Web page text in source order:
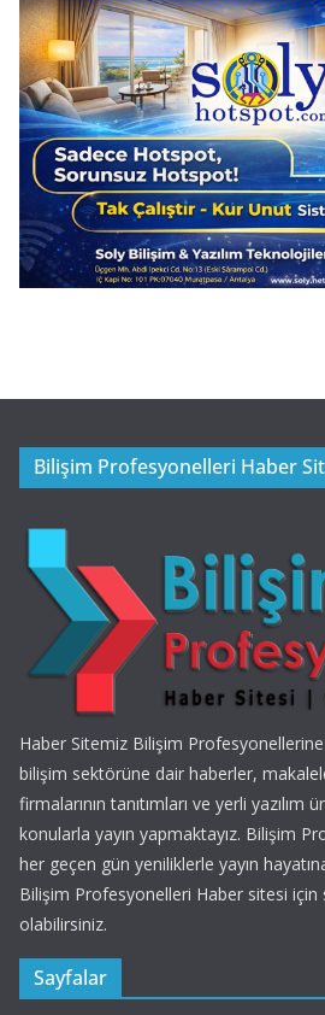
Bilişim Profesyonelleri Haber
Haber Sitemiz Bilişim
bilişim sektörüne dair haberler,
firmalarının tanıtımları ve yerli yazılım
konularla yayın yapmaktayız. Bilişim
her geçen gün yeniliklerle yayın
Bilişim Profesyonelleri Haber sitesi için
olabilirsiniz.
Sayfalar